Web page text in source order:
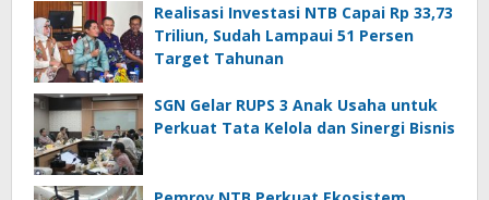
Realisasi Investasi NTB Capai Rp 33,73
Triliun, Sudah Lampaui 51 Persen
Target Tahunan
SGN Gelar RUPS 3 Anak Usaha untuk
Perkuat Tata Kelola dan Sinergi Bisnis